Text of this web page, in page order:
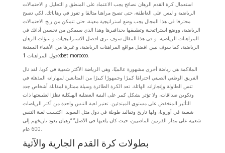
استعمال كرة القدم الرهان نصائح يجب الاعتماد على المنطق و التحليل و الاحتمالات
الرياضية و ليس على العاطفة، حتى تصيح مراهنا متالقا و تفوز في رهاناتك. لكي تصبح
محترفا في هذا المجال يجب وضع استراتيجية معينة، حتى تتمكن من ربح الاحتمالات
الرياضية، ووضع استراتيجية وتطبيقها بحذافيرها وهذا الذي سيمكن من تحسين أدائك في
المراهنات الرياضية. و في هذا المقال سوف نرى افضل الاستراتيجيات و تنبؤات الرهان
الرياضية، كما سوف نبين افضل مواقع المراهنات الرياضية، و غيرها من الأشياء الممتعة
حول المراهنات1xbet morocco.
الملاكمة هي رياضة أخرى مشهورة عالميًا، وهي الرياضة الأكثر شعبية في كوبا. لقد نال
الفريق الوطني الصيني احترامًا كبيرًا وجمهورًا كبيرًا من المتابعين لمهاراته المذهلة في
تنس الطاولة وإنجازاته الهائلة. تعد الكرة الطائرة وسيلة ممتازة لمقابلة أشخاص جدد
وتكوين صداقات، ولا تؤثر بشكل كبير على البنية العضلية الهيكلية نظرًا لطبيعتها ذات
التأثير المنخفض على مستوى المبتدئين. تعتبر لعبة التنس واحدة من أكثر الرياضات
شعبية في أوروبا، ولها تاريخ وتقاليد طويلة في دول مثل السويد. اكتسبت لعبة التنس
شعبية على مدار القرنين الماضيين، حيث كان يلعبها في الأصل” “رهبان يعود تاريخهم إلى
600 عام.
بطولات كرة القدم الجارية والآتية